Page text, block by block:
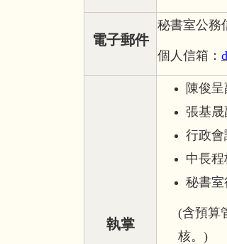
電子郵件
秘書室公務
個人信箱：
執掌
陳俊呈
張基晟
行政會
中長程
秘書室
(含預算
核。)